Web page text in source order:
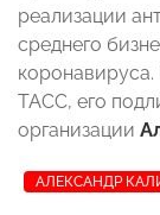
реализации
среднего
ТАСС, его
организации
АЛЕКСАНДР